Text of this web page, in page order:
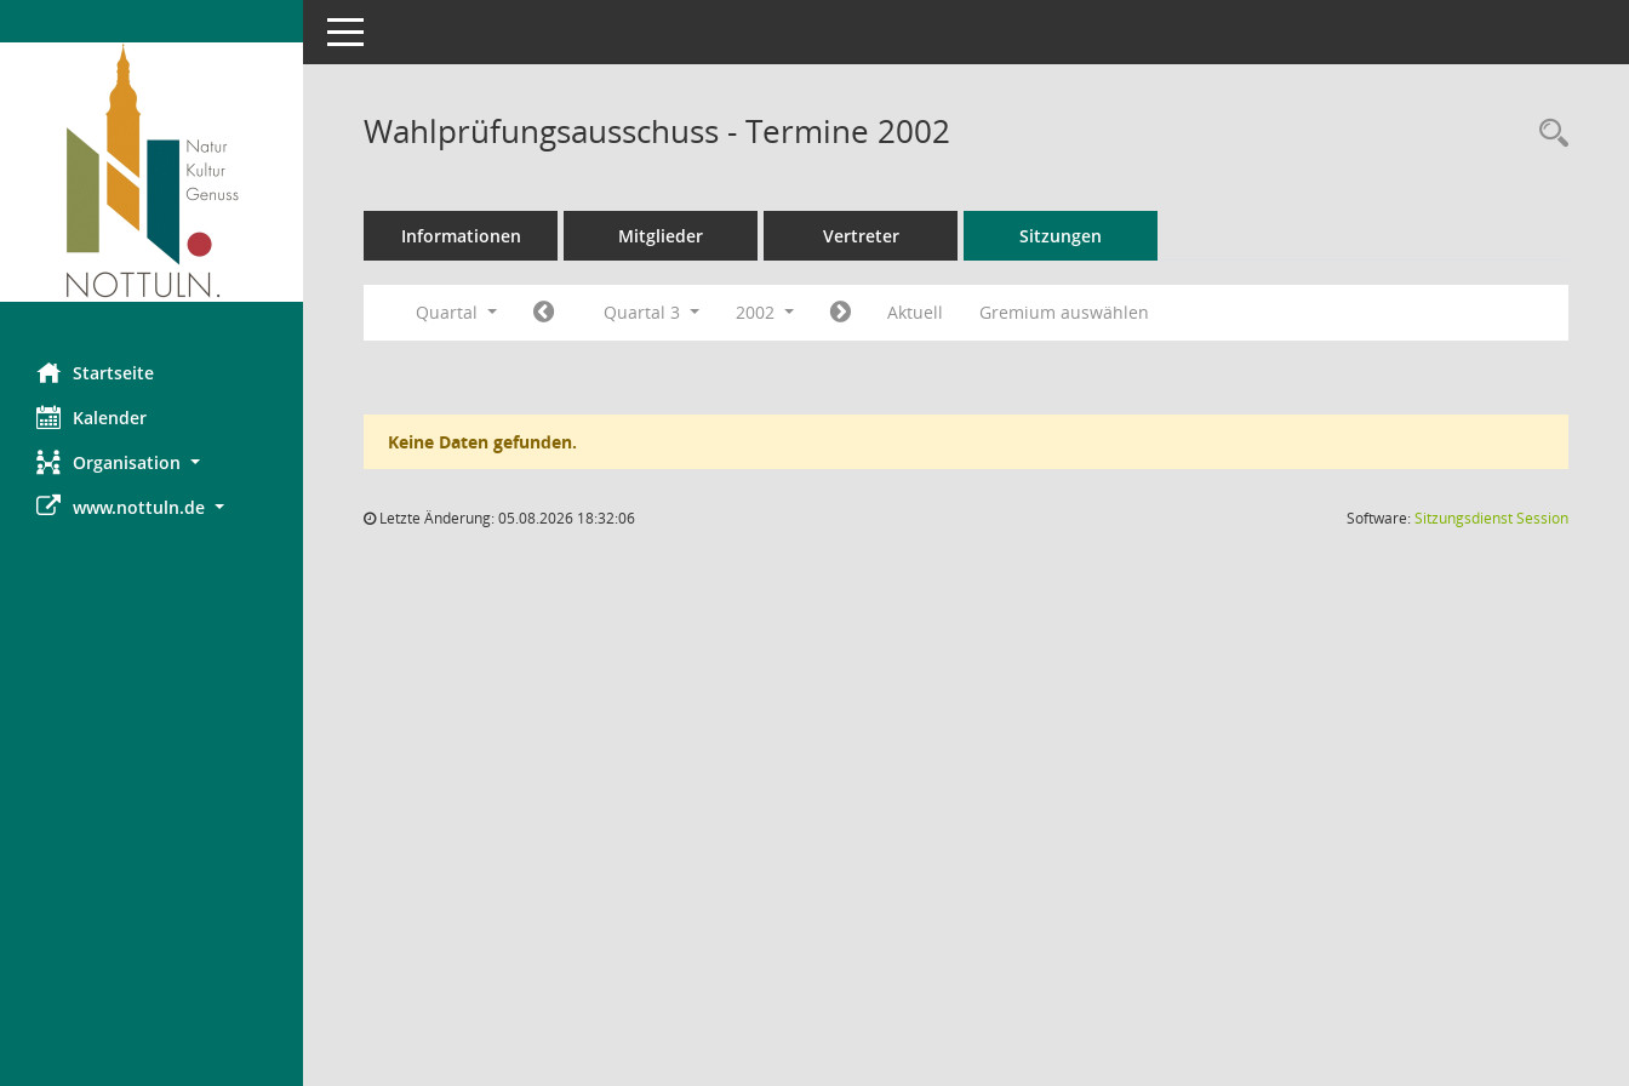
Startseite
Kalender
Organisation
www.nottuln.de
Toggle navigation
Wahlprüfungsausschuss - Termine 2002
Informationen Mitglieder Vertreter Sitzungen
Quartal Quartal 3 2002 Aktuell Gremium auswählen
Keine Daten gefunden.
Letzte Änderung: 05.08.2026 18:32:06 Software:SitzungsdienstSession(Wird in